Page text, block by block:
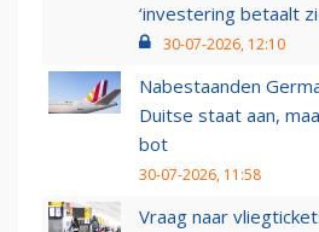
‘investering betaalt
30-07-2026, 12:10
Nabestaanden
Duitse staat aan,
bot
30-07-2026, 11:58
Vraag naar